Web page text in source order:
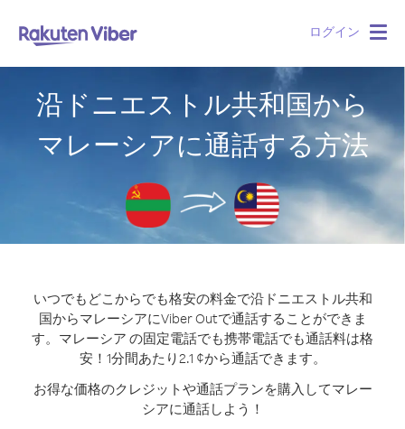
ログイン
沿ドニエストル共和国から
マレーシアに通話する方法
いつでもどこからでも格安の料金で沿ドニエストル共和
国からマレーシアにViber Outで通話することができま
す。 マレーシア の固定電話でも携帯電話でも通話料は格
安！1分間あたり2.1 ¢から通話できます。
お得な価格のクレジットや通話プランを購入してマレー
シアに通話しよう！